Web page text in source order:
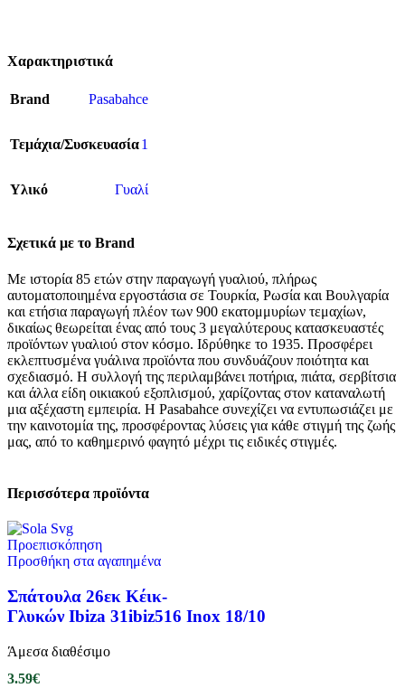
Χαρακτηριστικά
Brand Pasabahce
Τεμάχια/Συσκευασία1
Υλικό Γυαλί
Σχετικά με το Brand
Με ιστορία 85 ετών στην παραγωγή γυαλιού, πλήρως
αυτοματοποιημένα εργοστάσια σε Τουρκία, Ρωσία και Βουλγαρία
και ετήσια παραγωγή πλέον των 900 εκατομμυρίων τεμαχίων,
δικαίως θεωρείται ένας από τους 3 μεγαλύτερους κατασκευαστές
προϊόντων γυαλιού στον κόσμο. Ιδρύθηκε το 1935. Προσφέρει
εκλεπτυσμένα γυάλινα προϊόντα που συνδυάζουν ποιότητα και
σχεδιασμό. Η συλλογή της περιλαμβάνει ποτήρια, πιάτα, σερβίτσια
και άλλα είδη οικιακού εξοπλισμού, χαρίζοντας στον καταναλωτή
μια αξέχαστη εμπειρία. Η Pasabahce συνεχίζει να εντυπωσιάζει με
την καινοτομία της, προσφέροντας λύσεις για κάθε στιγμή της ζωής
μας, από το καθημερινό φαγητό μέχρι τις ειδικές στιγμές.
Περισσότερα προϊόντα
Προεπισκόπηση
Προσθήκη στα αγαπημένα
Σπάτουλα 26εκ Κέικ-
Γλυκών Ibiza 31ibiz516 Inox 18/10
Άμεσα διαθέσιμο
3.59€